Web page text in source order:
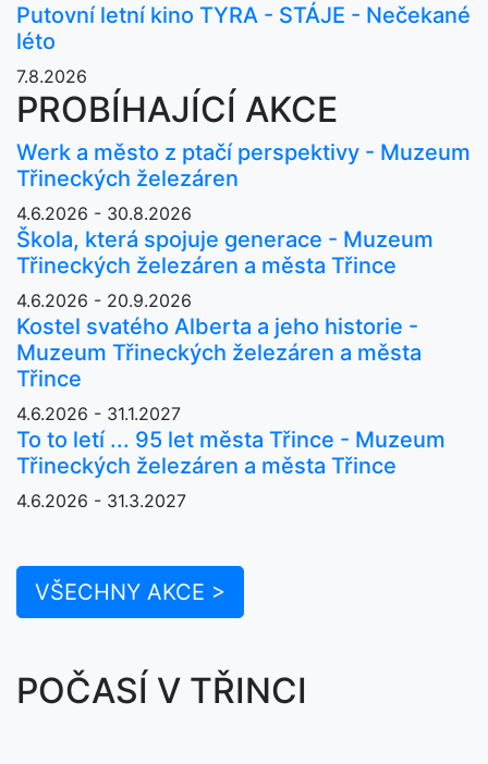
Putovní letní kino TYRA - STÁJE - Nečekané
léto
7.8.2026
PROBÍHAJÍCÍ AKCE
Werk a město z ptačí perspektivy - Muzeum
Třineckých železáren
4.6.2026 - 30.8.2026
Škola, která spojuje generace - Muzeum
Třineckých železáren a města Třince
4.6.2026 - 20.9.2026
Kostel svatého Alberta a jeho historie -
Muzeum Třineckých železáren a města
Třince
4.6.2026 - 31.1.2027
To to letí ... 95 let města Třince - Muzeum
Třineckých železáren a města Třince
4.6.2026 - 31.3.2027
VŠECHNY AKCE >
POČASÍ V TŘINCI